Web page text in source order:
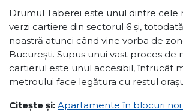
Drumul Taberei este unul dintre cele
verzi cartiere din sectorul 6 și,
noastră atunci când vine vorba de
București. Supus unui vast proces de
cartierul este unul accesibil, întrucât
metroului face legătura cu restul
Citește și: Apartamente în blocuri noi